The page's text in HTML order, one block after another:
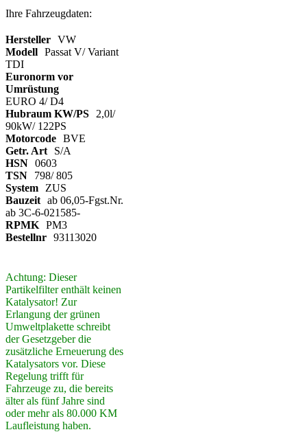
Ihre Fahrzeugdaten:
Hersteller VW
Modell Passat V/ Variant
TDI
Euronorm vor
Umrüstung
EURO 4/ D4
Hubraum KW/PS
2,0l/
90kW/ 122PS
Motorcode BVE
Getr. Art
S/A
HSN 0603
TSN
798/ 805
System
ZUS
Bauzeit ab 06,05-Fgst.Nr.
ab 3C-6-021585-
RPMK PM3
Bestellnr 93113020
Achtung: Dieser
Partikelfilter enthält keinen
Katalysator! Zur
Erlangung der grünen
Umweltplakette schreibt
der Gesetzgeber die
zusätzliche Erneuerung des
Katalysators vor. Diese
Regelung trifft für
Fahrzeuge zu, die bereits
älter als fünf Jahre sind
oder mehr als 80.000 KM
Laufleistung haben.